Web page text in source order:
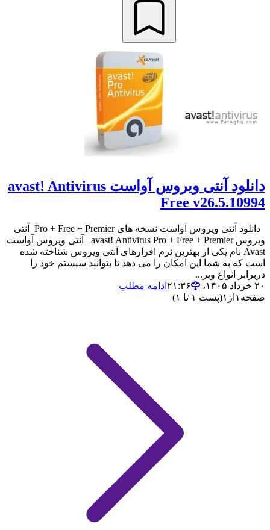
دانلود آنتی ویروس آواست avast! Antivirus
Free v26.5.10994
دانلود آنتی ویروس آواست نسخه های Pro + Free + Premier آنتی
ویروس avast! Antivirus Pro + Free + Premier آنتی ویروس آواست
Avast نام یکی از بهترین نرم افزارهای آنتی ویروس شناخته شده
است که به شما این امکان را می دهد تا بتوانید سیستم خود را
دربرابر انواع ویر...
۲۰ خرداد ۱۴۰۵،‏ ۲۱:۳۶
ادامه مطلب
صفحه ۱ از ۱(پست ۱ تا ۱)